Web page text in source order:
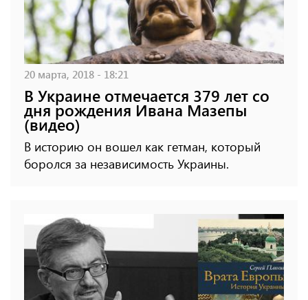
20 марта, 2018 - 18:21
В Украине отмечается 379 лет со
дня рождения Ивана Мазепы
(видео)
В историю он вошел как гетман, который
боролся за независимость Украины.